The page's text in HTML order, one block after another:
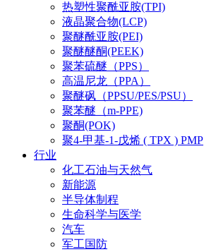
热塑性聚酰亚胺(TPI)
液晶聚合物(LCP)
聚醚酰亚胺(PEI)
聚醚醚酮(PEEK)
聚苯硫醚（PPS）
高温尼龙（PPA）
聚醚砜（PPSU/PES/PSU）
聚苯醚（m-PPE)
聚酮(POK)
聚4-甲基-1-戊烯 ( TPX ) PMP
行业
化工石油与天然气
新能源
半导体制程
生命科学与医学
汽车
军工国防